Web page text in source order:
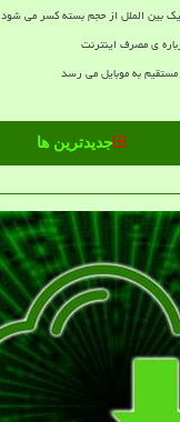
بین الملل از حجم بسته کسر می شود
ی مصرف اینترنت
مستقیم به موبایل می رسد
جدیدترین ها